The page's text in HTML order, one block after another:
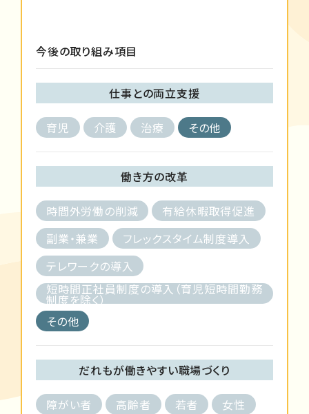
今後の取り組み項目
仕事との両立支援
育児 介護 治療 その他
働き方の改革
時間外労働の削減
有給休暇取得促進
副業・兼業
フレックスタイム制度導入
テレワークの導入
短時間正社員制度の導入（育児短時間勤務
制度を除く）
その他
だれもが働きやすい職場づくり
障がい者 高齢者 若者
女性